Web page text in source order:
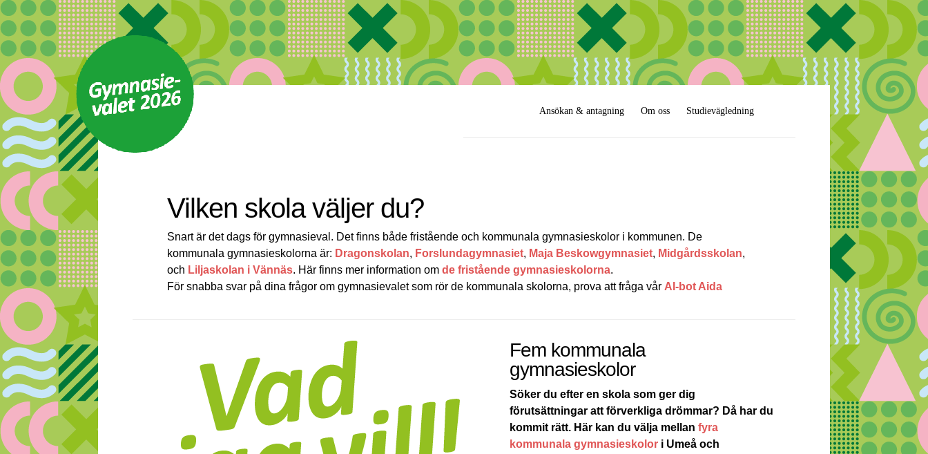
Ansökan & antagning Om oss Studievägledning
Vilken skola väljer du?
Snart är det dags för gymnasieval. Det finns både fristående och kommunala gymnasieskolor i kommunen. De
kommunala gymnasieskolorna är: Dragonskolan, Forslundagymnasiet, Maja Beskowgymnasiet, Midgårdsskolan,
och Liljaskolan i Vännäs. Här finns mer information om de fristående gymnasieskolorna.
För snabba svar på dina frågor om gymnasievalet som rör de kommunala skolorna, prova att fråga vår AI-bot Aida
Fem kommunala
gymnasieskolor
Söker du efter en skola som ger dig
förutsättningar att förverkliga drömmar? Då har du
kommit rätt. Här kan du välja mellan fyra
kommunala gymnasieskolor i Umeå och